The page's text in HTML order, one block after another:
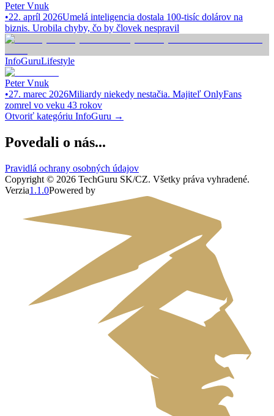
Peter Vnuk
•22. apríl 2026Umelá inteligencia dostala 100-tisíc dolárov na
biznis. Urobila chyby, čo by človek nespravil
InfoGuruLifestyle
Peter Vnuk
•27. marec 2026Miliardy niekedy nestačia. Majiteľ OnlyFans
zomrel vo veku 43 rokov
Otvoriť kategóriu InfoGuru →
Povedali o nás...
Pravidlá ochrany osobných údajov
Copyright © 2026 TechGuru SK/CZ. Všetky práva vyhradené.
Verzia1.1.0Powered by